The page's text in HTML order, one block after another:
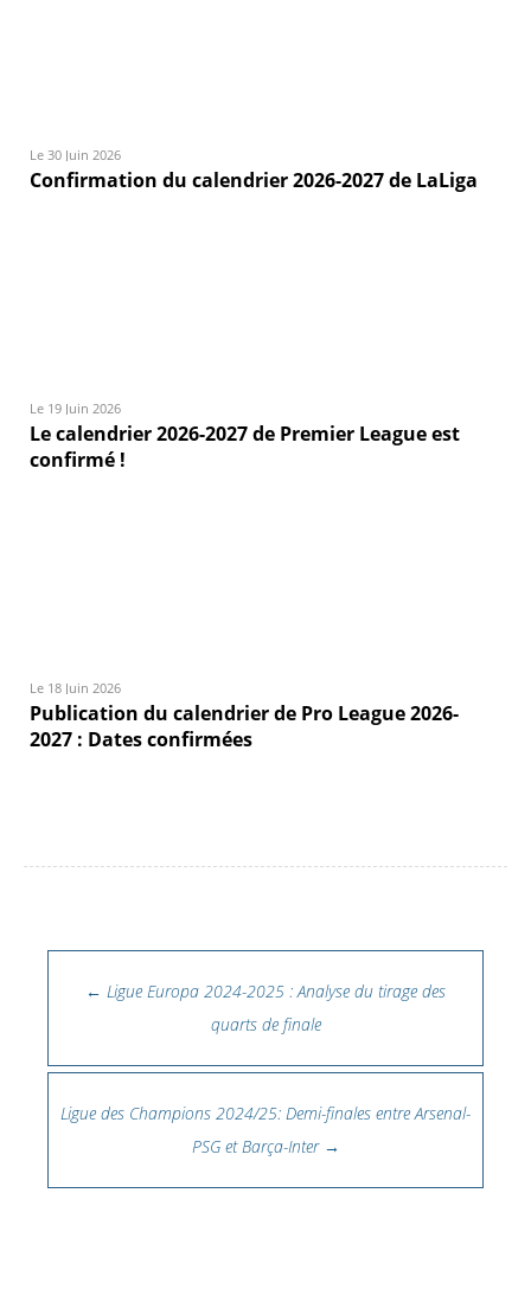
Le 30 Juin 2026
Confirmation du calendrier 2026-2027 de LaLiga
Le 19 Juin 2026
Le calendrier 2026-2027 de Premier League est
confirmé !
Le 18 Juin 2026
Publication du calendrier de Pro League 2026-
2027 : Dates confirmées
← Ligue Europa 2024-2025 : Analyse du tirage des
quarts de finale
Ligue des Champions 2024/25: Demi-finales entre Arsenal-
PSG et Barça-Inter →